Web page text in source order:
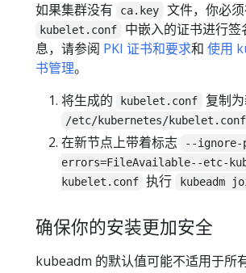
如果集群没有
ca.key 文件，你必
kubelet.conf
中嵌入的证书进行
息，请参阅 PKI 证书和要求和 使用
书管理。
将生成的
kubelet.conf 复制
/etc/kubernetes/kubelet.conf
在新节点上带着标志
--
errors=FileAvailable--etc-
kubelet.conf 执行 kubeadm
确保你的安装更加安全
kubeadm 的默认值可能不适用于所